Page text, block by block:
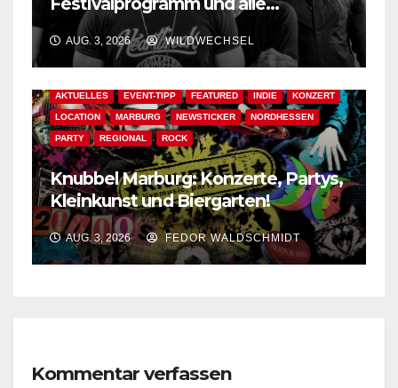
wichtigen Informationen!
AUG. 3, 2026 WILDWECHSEL
AKTUELLES EVENT-TIPP FEATURED INDIE KONZERT
LOCATION MARBURG NEWSTICKER NORDHESSEN
PARTY REGIONAL ROCK
Knubbel Marburg: Konzerte, Partys,
Kleinkunst und Biergarten!
AUG. 3, 2026 FEDOR WALDSCHMIDT
Kommentar verfassen